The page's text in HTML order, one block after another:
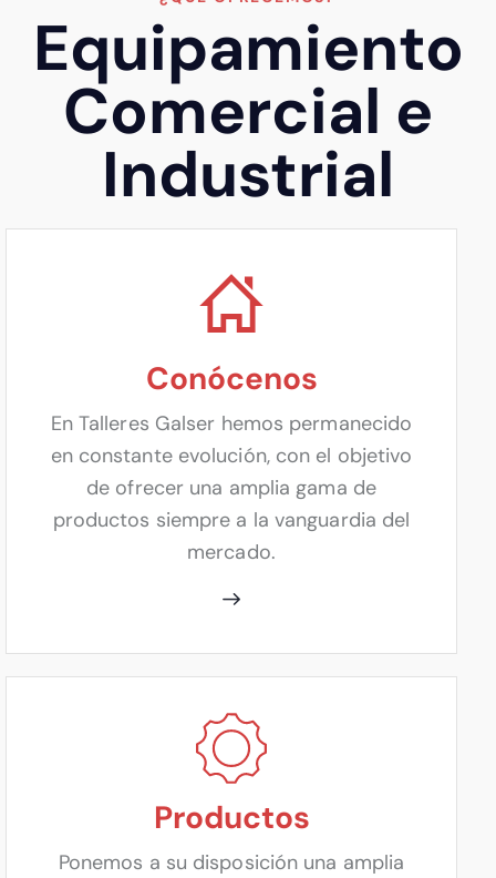
Equipamiento
Comercial e
Industrial
Conócenos
En Talleres Galser hemos permanecido
en constante evolución, con el objetivo
de ofrecer una amplia gama de
productos siempre a la vanguardia del
mercado.
Productos
Ponemos a su disposición una amplia